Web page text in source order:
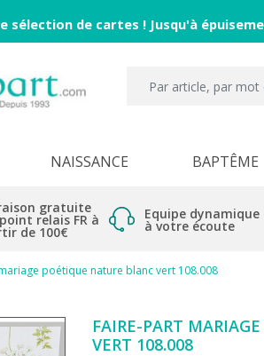
sélection de cartes ! Jusqu'à
NAISSANCE BAPTÊME
gratuite
relais FR à
de 100€
Equipe dynamique
à votre écoute
poétique nature blanc vert 108.008
FAIRE-PART
VERT 108.008